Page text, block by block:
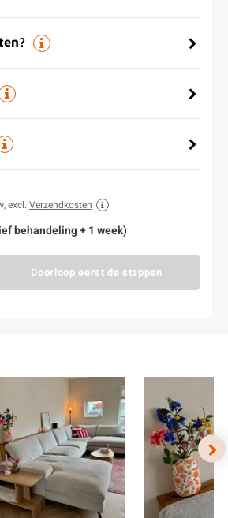
excl. Verzendkosten
behandeling + 1 week)
Doorloop eerst de stappen